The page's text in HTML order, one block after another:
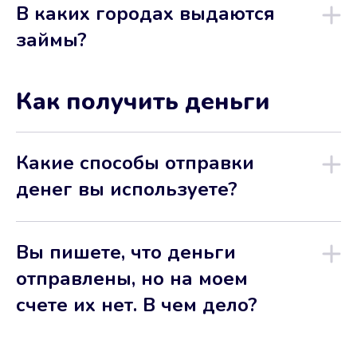
В каких городах выдаются
займы?
Как получить деньги
Какие способы отправки
денег вы используете?
Вы пишете, что деньги
отправлены, но на моем
счете их нет. В чем дело?